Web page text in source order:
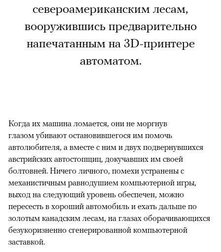
североамериканским лесам,
вооружившись предварительно
напечатанным на 3D-принтере
автоматом.
Когда их машина ломается, они не моргнув
глазом убивают остановившегося им помочь
автолюбителя, а вместе с ним и двух подвернувшихся
австрийских автостопщиц, докучавших им своей
болтовней. Ничего личного, помехи устранены с
механистичным равнодушием компьютерной игры,
выход на следующий уровень обеспечен, можно
пересесть в хороший автомобиль и ехать дальше по
золотым канадским лесам, на глазах оборачивающихся
безукоризненно сгенерированной компьютерной
заставкой.